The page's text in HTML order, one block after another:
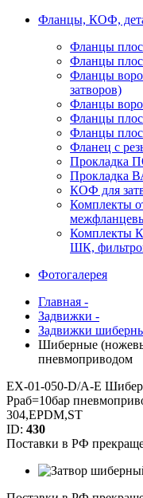
Фланцы, КОФ,
Фланцы
Фланцы
Фланцы
затворов)
Фланцы
Фланцы
Фланцы
Фланец с
Прокладка
Прокладка
КОФ для
Комплекты
Комплекты
ШК,
Фотогалерея
Главная -
Задвижки -
Задвижки
Шиберные
пневмоприводом
EX-01-050-D/A-Е
Рраб=10бар
304,EPDM,ST
ID: 430
Поставки в РФ